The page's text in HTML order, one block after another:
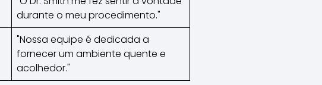
durante o meu procedimento."
"Nossa equipe é dedicada a
fornecer um ambiente quente e
acolhedor."